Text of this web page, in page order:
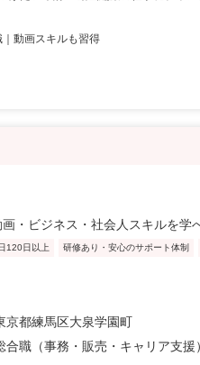
動画スキルも習得
・ビジネス・社会人スキルを学
120日以上 研修あり・安心のサポート体制
京都練馬区大泉学園町
合職（事務・販売・キャリア支